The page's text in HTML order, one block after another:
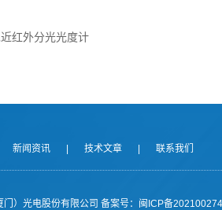
红外分光光度计
新闻资讯 技术文章 联系我们
）光电股份有限公司 备案号：闽ICP备